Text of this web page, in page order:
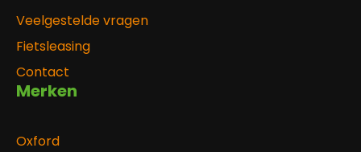
Veelgestelde vragen
Fietsleasing
Contact
Merken
Oxford